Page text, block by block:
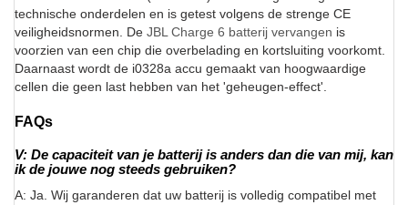
technische onderdelen en is getest volgens de strenge CE
veiligheidsnormen. De JBL Charge 6 batterij vervangen is
voorzien van een chip die overbelading en kortsluiting voorkomt.
Daarnaast wordt de i0328a accu gemaakt van hoogwaardige
cellen die geen last hebben van het 'geheugen-effect'.
FAQs
V: De capaciteit van je batterij is anders dan die van mij, kan
ik de jouwe nog steeds gebruiken?
A: Ja. Wij garanderen dat uw batterij is volledig compatibel met